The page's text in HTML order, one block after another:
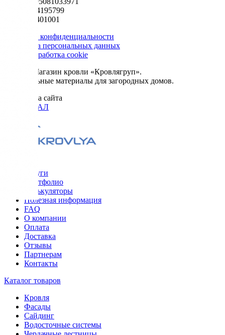
ИНН 5024195799
КПП 502401001
Политика конфиденциальности
Обработка персональных данных
Сбор и обработка cookie
© 2026. Магазин кровли «Кровлягруп».
Строительные материалы для загородных домов.
Разработка сайта
ОРИГИНАЛ
Услуги
Портфолио
Калькуляторы
Полезная информация
FAQ
О компании
Оплата
Доставка
Отзывы
Партнерам
Контакты
Каталог товаров
Кровля
Фасады
Сайдинг
Водосточные системы